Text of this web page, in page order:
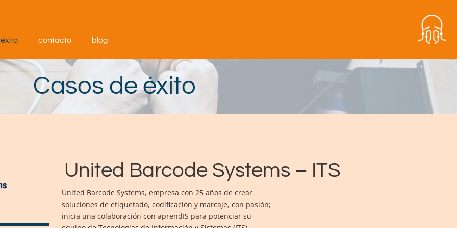
contacto blog
Casos de éxito
United Barcode Systems – ITS
United Barcode Systems, empresa con 25 años de crear
soluciones de etiquetado, codificación y marcaje, con pasión;
inicia una colaboración con aprendIS para potenciar su